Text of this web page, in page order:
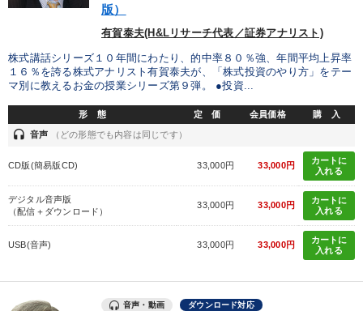
版）
有賀泰夫(H&Lリサーチ代表／証券アナリスト)
株式講話シリーズ１０年間にわたり、的中率８０％強、年間平均上昇率
１６％を誇る株式アナリスト有賀泰夫が、「株式投資のやり方」をテー
マ別に教えるお金の授業シリーズ第９弾。 ●投資...
形 態 定 価 会員価格 購 入
headset 音声 （どの形態でも内容は同じです）
CD版(簡易版CD) 33,000円 33,000円
カートに
入れる
デジタル音声版
（配信＋ダウンロード）
33,000円 33,000円
カートに
入れる
USB(音声) 33,000円 33,000円
カートに
入れる
音声・動画 ダウンロード対応